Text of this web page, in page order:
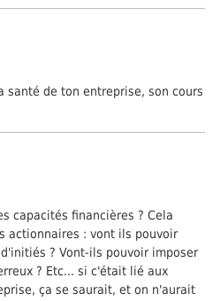
de ton entreprise, son cours
capacités financières ? Cela
actionnaires : vont ils pouvoir
? Vont-ils pouvoir imposer
? Etc... si c'était lié aux
ça se saurait, et on n'aurait